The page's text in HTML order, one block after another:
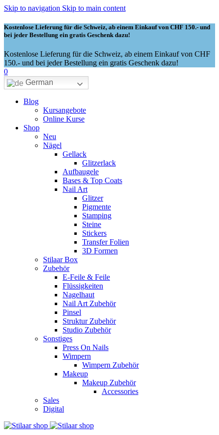
Skip to navigation Skip to main content
Kostenlose Lieferung für die Schweiz, ab einem Einkauf von CHF 150.- und
bei jeder Bestellung ein gratis Geschenk dazu!
Kostenlose Lieferung für die Schweiz, ab einem Einkauf von CHF
150.- und bei jeder Bestellung ein gratis Geschenk dazu!
0
German
Blog
Kursangebote
Online Kurse
Shop
Neu
Nägel
Gellack
Glitzerlack
Aufbaugele
Bases & Top Coats
Nail Art
Glitzer
Pigmente
Stamping
Steine
Stickers
Transfer Folien
3D Formen
Stilaar Box
Zubehör
E-Feile & Feile
Flüssigkeiten
Nagelhaut
Nail Art Zubehör
Pinsel
Struktur Zubehör
Studio Zubehör
Sonstiges
Press On Nails
Wimpern
Wimpern Zubehör
Makeup
Makeup Zubehör
Accessories
Sales
Digital